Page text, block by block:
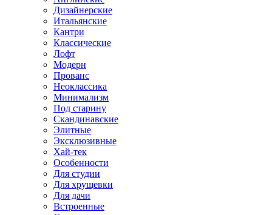
Дизайнерские
Итальянские
Кантри
Классические
Лофт
Модерн
Прованс
Неоклассика
Минимализм
Под старину
Скандинавские
Элитные
Эксклюзивные
Хай-тек
Особенности
Для студии
Для хрущевки
Для дачи
Встроенные